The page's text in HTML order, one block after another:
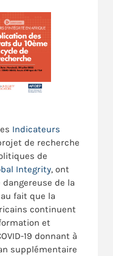
Indicateurs
de recherche
de
Integrity, ont
de la
fait que la
continuent
et
19 donnant à
supplémentaire